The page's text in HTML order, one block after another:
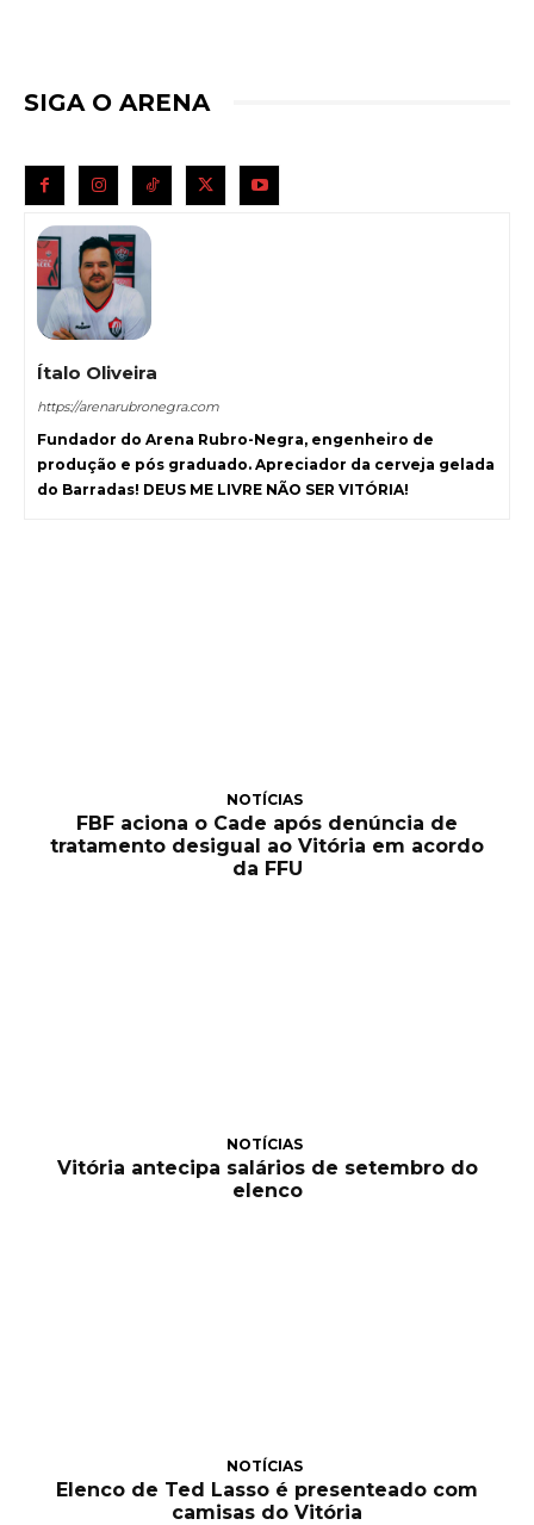
SIGA O ARENA
Ítalo Oliveira
https://arenarubronegra.com
Fundador do Arena Rubro-Negra, engenheiro de
produção e pós graduado. Apreciador da cerveja gelada
do Barradas! DEUS ME LIVRE NÃO SER VITÓRIA!
NOTÍCIAS
FBF aciona o Cade após denúncia de
tratamento desigual ao Vitória em acordo
da FFU
NOTÍCIAS
Vitória antecipa salários de setembro do
elenco
NOTÍCIAS
Elenco de Ted Lasso é presenteado com
camisas do Vitória